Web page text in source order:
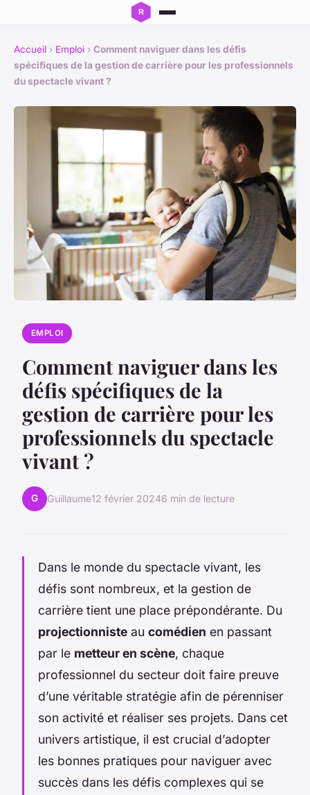
Accueil › Emploi › Comment naviguer dans les défis
spécifiques de la gestion de carrière pour les professionnels
du spectacle vivant ?
EMPLOI
Comment naviguer dans les
défis spécifiques de la
gestion de carrière pour les
professionnels du spectacle
vivant ?
G Guillaume12 février 20246 min de lecture
Dans le monde du spectacle vivant, les
défis sont nombreux, et la gestion de
carrière tient une place prépondérante. Du
projectionniste au comédien en passant
par le metteur en scène, chaque
professionnel du secteur doit faire preuve
d’une véritable stratégie afin de pérenniser
son activité et réaliser ses projets. Dans cet
univers artistique, il est crucial d’adopter
les bonnes pratiques pour naviguer avec
succès dans les défis complexes qui se